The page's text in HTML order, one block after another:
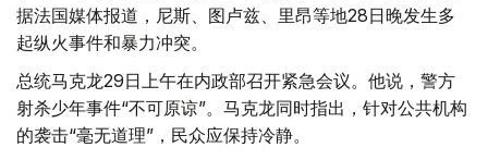
据法国媒体报道，尼斯、图卢兹、里昂等地28日晚发生多
起纵火事件和暴力冲突。
总统马克龙29日上午在内政部召开紧急会议。他说，警方
射杀少年事件“不可原谅”。马克龙同时指出，针对公共机构
的袭击“毫无道理”，民众应保持冷静。